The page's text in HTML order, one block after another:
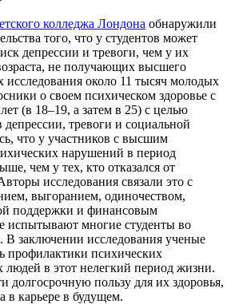
колледжа Лондона обнаружили
того, что у студентов может
депрессии и тревоги, чем у их
не получающих высшего
исследования около 11 тысяч молодых
о своем психическом здоровье с
(в 18–19, а затем в 25) с целью
тревоги и социальной
что у участников с высшим
нарушений в период
чем у тех, кто отказался от
исследования связали это с
выгоранием, одиночеством,
поддержки и финансовым
испытывают многие студенты во
В заключении исследования ученые
профилактики психических
в этот нелегкий период жизни.
долгосрочную пользу для их здоровья,
в карьере в будущем.